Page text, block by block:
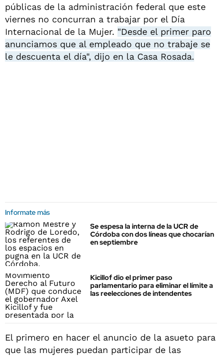
públicas de la administración federal que este
viernes no concurran a trabajar por el Día
Internacional de la Mujer. "Desde el primer paro
anunciamos que al empleado que no trabaje se
le descuenta el día", dijo en la Casa Rosada.
Informate más
Se espesa la interna de la UCR de
Córdoba con dos líneas que chocarían
en septiembre
Kicillof dio el primer paso
parlamentario para eliminar el límite a
las reelecciones de intendentes
El primero en hacer el anuncio de la asueto para
que las mujeres puedan participar de las